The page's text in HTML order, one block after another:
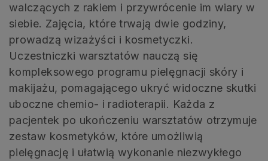
walczących z rakiem i przywrócenie im wiary w
siebie. Zajęcia, które trwają dwie godziny,
prowadzą wizażyści i kosmetyczki.
Uczestniczki warsztatów nauczą się
kompleksowego programu pielęgnacji skóry i
makijażu, pomagającego ukryć widoczne skutki
uboczne chemio- i radioterapii. Każda z
pacjentek po ukończeniu warsztatów otrzymuje
zestaw kosmetyków, które umożliwią
pielęgnację i ułatwią wykonanie niezwykłego